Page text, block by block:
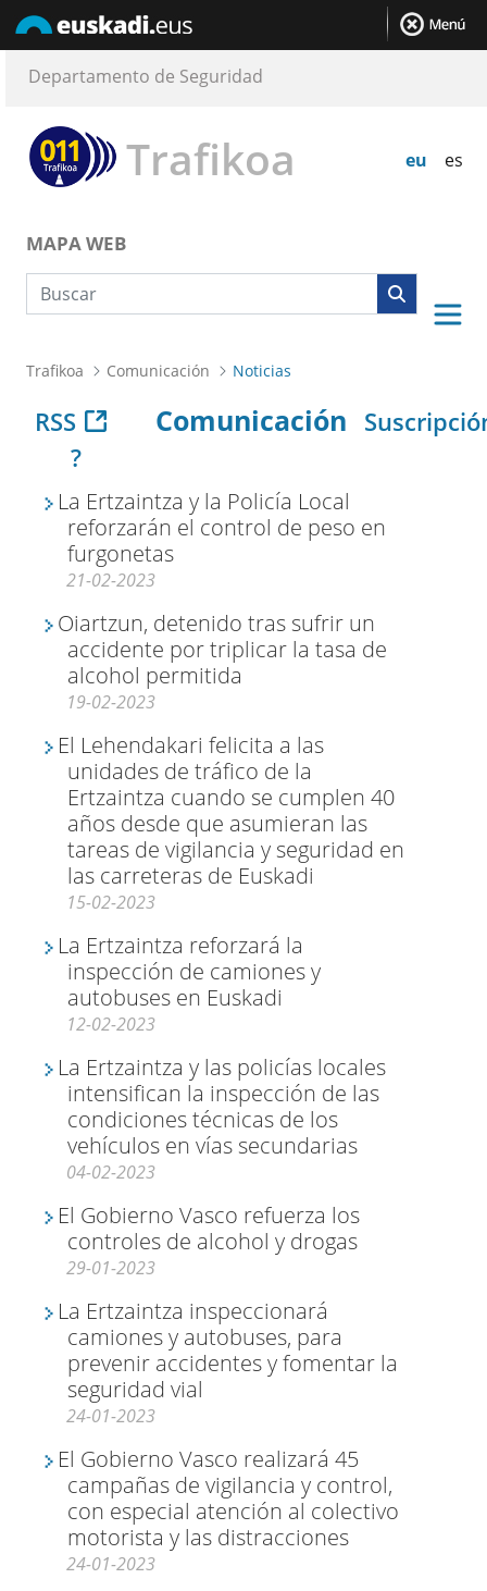
Trafikoa eu es
Departamento de Seguridad
MAPA WEB
Búsqueda web
Trafikoa Comunicación Noticias
RSS
?
Comunicación
La Ertzaintza y la Policía Local
reforzarán el control de peso en
furgonetas
21-02-2023
Oiartzun, detenido tras sufrir un
accidente por triplicar la tasa de
alcohol permitida
19-02-2023
El Lehendakari felicita a las
unidades de tráfico de la
Ertzaintza cuando se cumplen 40
años desde que asumieran las
tareas de vigilancia y seguridad en
las carreteras de Euskadi
15-02-2023
La Ertzaintza reforzará la
inspección de camiones y
autobuses en Euskadi
12-02-2023
La Ertzaintza y las policías locales
intensifican la inspección de las
condiciones técnicas de los
vehículos en vías secundarias
04-02-2023
El Gobierno Vasco refuerza los
controles de alcohol y drogas
29-01-2023
La Ertzaintza inspeccionará
camiones y autobuses, para
prevenir accidentes y fomentar la
seguridad vial
24-01-2023
El Gobierno Vasco realizará 45
campañas de vigilancia y control,
con especial atención al colectivo
motorista y las distracciones
24-01-2023